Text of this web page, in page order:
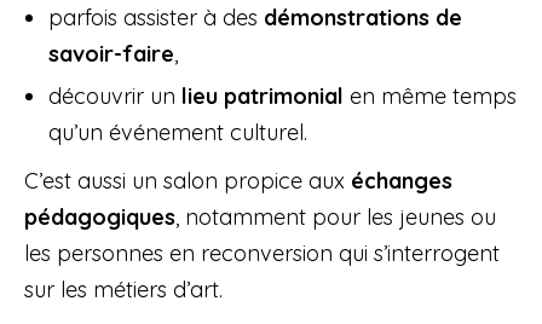
parfois assister à des démonstrations de
savoir-faire,
découvrir un lieu patrimonial en même temps
qu’un événement culturel.
C’est aussi un salon propice aux échanges
pédagogiques, notamment pour les jeunes ou
les personnes en reconversion qui s’interrogent
sur les métiers d’art.